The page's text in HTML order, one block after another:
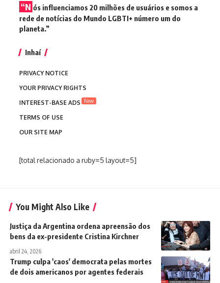
“N ós influenciamos 20 milhões de usuários e somos a
rede de notícias do Mundo LGBTI+ número um do
planeta.”
Inhaí
PRIVACY NOTICE
YOUR PRIVACY RIGHTS
INTEREST-BASE ADS
New
TERMS OF USE
OUR SITE MAP
[total relacionado a ruby=5 layout=5]
You Might Also Like
Justiça da Argentina ordena apreensão dos
bens da ex-presidente Cristina Kirchner
abril 24, 2026
Trump culpa 'caos' democrata pelas mortes
de dois americanos por agentes federais